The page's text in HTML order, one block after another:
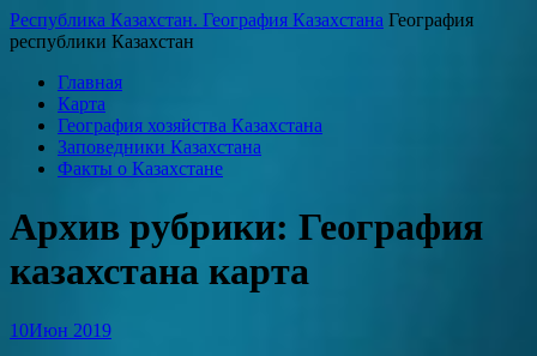
Республика Казахстан. География Казахстана География
республики Казахстан
Главная
Карта
География хозяйства Казахстана
Заповедники Казахстана
Факты о Казахстане
Архив рубрики: География
казахстана карта
10Июн 2019